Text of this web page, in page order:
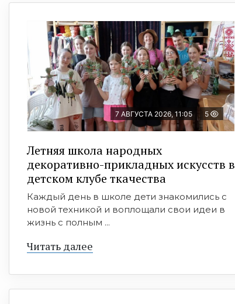
7 АВГУСТА 2026, 11:05 5
Летняя школа народных
декоративно-прикладных искусств в
детском клубе ткачества
Каждый день в школе дети знакомились с
новой техникой и воплощали свои идеи в
жизнь с полным ...
Читать далее